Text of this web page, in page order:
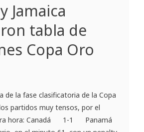
Jamaica
tabla de
Copa Oro
de la fase clasificatoria de la Copa
partidos muy tensos, por el
hora: Canadá 1-1 Panamá